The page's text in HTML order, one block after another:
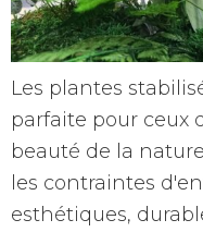
Les plantes
parfaite pour ceux
beauté de la
les contraintes
esthétiques,